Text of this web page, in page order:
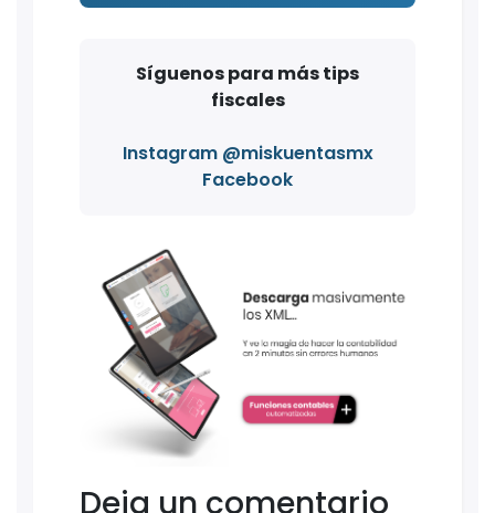
Síguenos para más tips
fiscales
Instagram @miskuentasmx
Facebook
Deja un comentario